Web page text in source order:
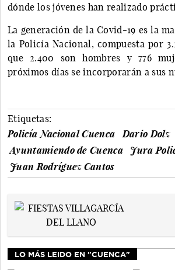
dónde los jóvenes han realizado
La generación de la Covid-19 es la
la Policía Nacional, compuesta por
que 2.400 son hombres y 776
próximos días se incorporarán a sus
Etiquetas:
Policía Nacional Cuenca
Dario Dolz
Ayuntamiendo de Cuenca
Jura
Juan Rodríguez Cantos
LO MÁS LEIDO EN "CUENCA"